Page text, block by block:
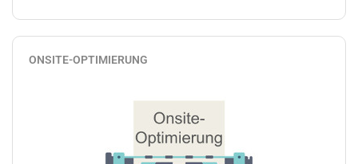
ONSITE-OPTIMIERUNG